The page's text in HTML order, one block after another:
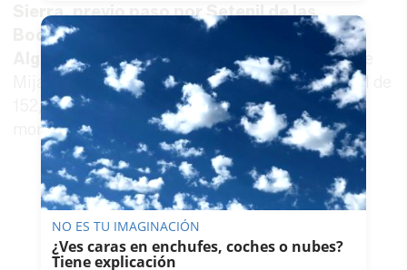
Sierra, previo paso por Setenil de las
Bodegas, Torre Alháquime, Olvera y
Algodonales . La etapa comenzará en la Cala de
Mijas (Málaga), contando con un recorrido total de
152,1 kilómetros e incluyendo dos puertos de
montaña de 3ª categoría y uno de 2ª categoría.
NO ES TU IMAGINACIÓN
¿Ves caras en enchufes, coches o nubes?
Tiene explicación